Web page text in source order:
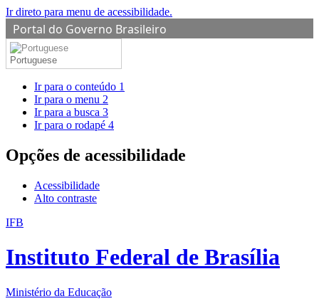
Ir direto para menu de acessibilidade.
Portal do Governo Brasileiro
Portuguese
Ir para o conteúdo 1
Ir para o menu 2
Ir para a busca 3
Ir para o rodapé 4
Opções de acessibilidade
Acessibilidade
Alto contraste
IFB
Instituto Federal de Brasília
Ministério da Educação